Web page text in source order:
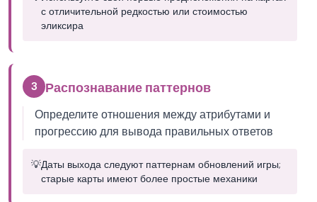
с отличительной редкостью или стоимостью
эликсира
3 Распознавание паттернов
Определите отношения между атрибутами и
прогрессию для вывода правильных ответов
💡Даты выхода следуют паттернам обновлений игры;
старые карты имеют более простые механики